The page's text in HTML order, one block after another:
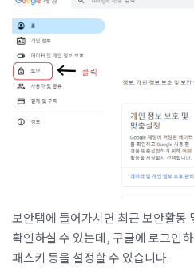
보안탭에 들어가시면 최근 보안활동
확인하실 수 있는데, 구글에 로그인
패스키 등을 설정할 수 있습니다.